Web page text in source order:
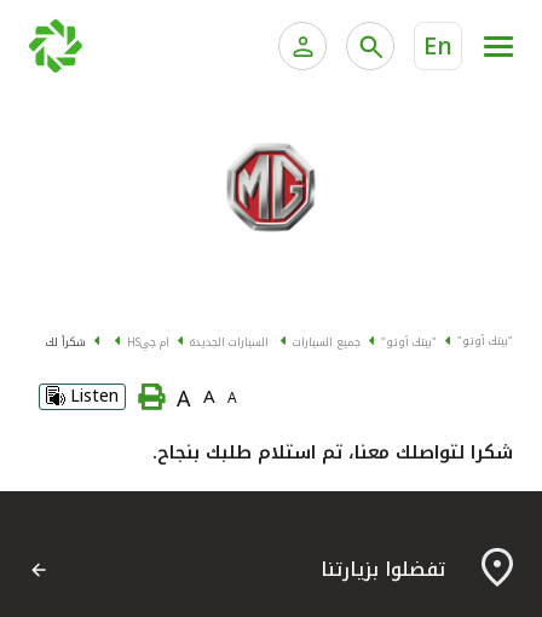
En
الخدمات المصرفية الإلكترونية للأفراد
الخدمات المصرفية الإلكترونية للشركات
مواقع الفروع وأجهزة الصرف الآلي
"بيتك أوتو" "بيتك أوتو" جميع السيارات السيارات الجديدة ام جيHS شكراً لك
A
A
A
Listen
شكرا لتواصلك معنا، تم استلام طلبك بنجاح.
تفضلوا بزيارتنا